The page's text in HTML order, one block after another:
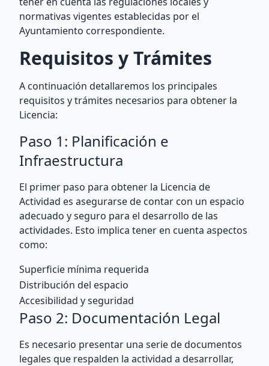
normativas vigentes establecidas por el
Ayuntamiento correspondiente.
Requisitos y Trámites
A continuación detallaremos los principales
requisitos y trámites necesarios para obtener la
Licencia:
Paso 1: Planificación e
Infraestructura
El primer paso para obtener la Licencia de
Actividad es asegurarse de contar con un espacio
adecuado y seguro para el desarrollo de las
actividades. Esto implica tener en cuenta aspectos
como:
Superficie mínima requerida
Distribución del espacio
Accesibilidad y seguridad
Paso 2: Documentación Legal
Es necesario presentar una serie de documentos
legales que respalden la actividad a desarrollar,